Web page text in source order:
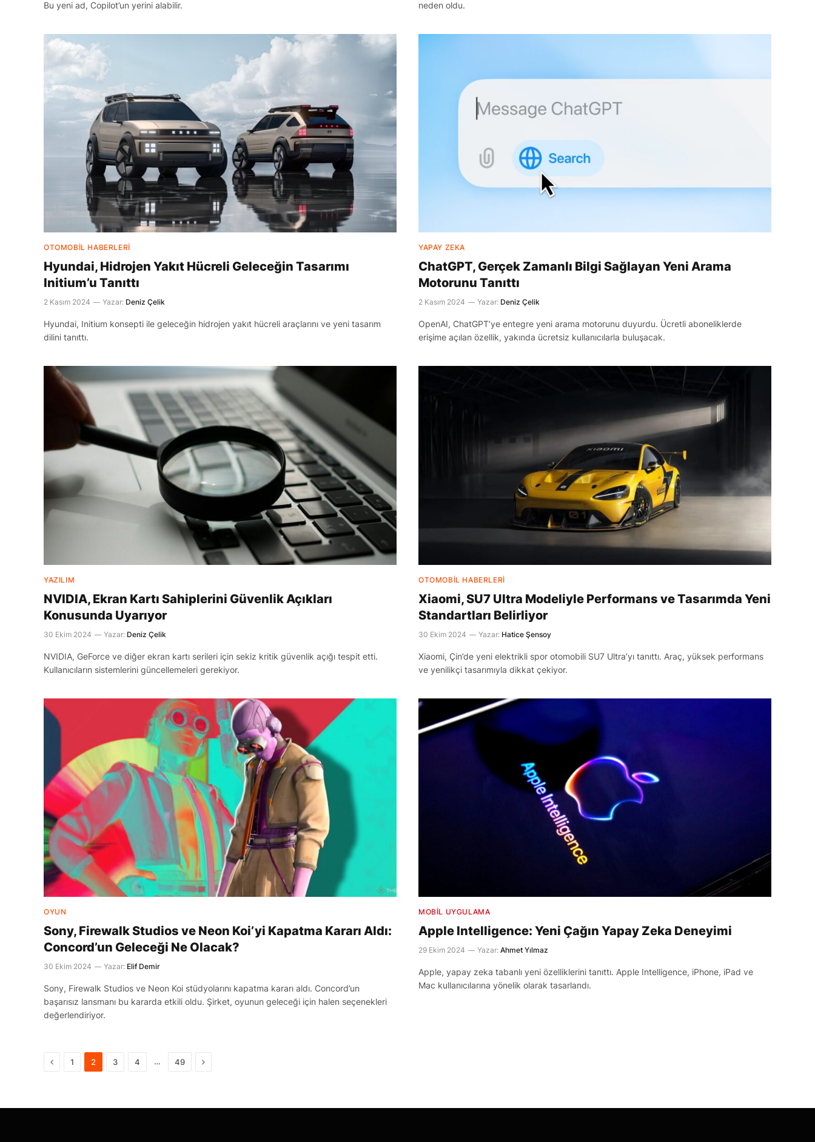
Bu yeni ad, Copilot’un yerini alabilir.
neden oldu.
OTOMOBIL HABERLERI
Hyundai, Hidrojen Yakıt Hücreli Geleceğin Tasarımı
Initium’u Tanıttı
2 Kasım 2024 Yazar: Deniz Çelik
Hyundai, Initium konsepti ile geleceğin hidrojen yakıt hücreli araçlarını ve yeni tasarım
dilini tanıttı.
YAPAY ZEKA
ChatGPT, Gerçek Zamanlı Bilgi Sağlayan Yeni Arama
Motorunu Tanıttı
2 Kasım 2024 Yazar: Deniz Çelik
OpenAI, ChatGPT’ye entegre yeni arama motorunu duyurdu. Ücretli aboneliklerde
erişime açılan özellik, yakında ücretsiz kullanıcılarla buluşacak.
YAZILIM
NVIDIA, Ekran Kartı Sahiplerini Güvenlik Açıkları
Konusunda Uyarıyor
30 Ekim 2024 Yazar: Deniz Çelik
NVIDIA, GeForce ve diğer ekran kartı serileri için sekiz kritik güvenlik açığı tespit etti.
Kullanıcıların sistemlerini güncellemeleri gerekiyor.
OTOMOBIL HABERLERI
Xiaomi, SU7 Ultra Modeliyle Performans ve Tasarımda Yeni
Standartları Belirliyor
30 Ekim 2024 Yazar: Hatice Şensoy
Xiaomi, Çin’de yeni elektrikli spor otomobili SU7 Ultra’yı tanıttı. Araç, yüksek performans
ve yenilikçi tasarımıyla dikkat çekiyor.
OYUN
Sony, Firewalk Studios ve Neon Koi’yi Kapatma Kararı Aldı:
Concord’un Geleceği Ne Olacak?
30 Ekim 2024 Yazar: Elif Demir
Sony, Firewalk Studios ve Neon Koi stüdyolarını kapatma kararı aldı. Concord’un
başarısız lansmanı bu kararda etkili oldu. Şirket, oyunun geleceği için halen seçenekleri
değerlendiriyor.
MOBIL UYGULAMA
Apple Intelligence: Yeni Çağın Yapay Zeka Deneyimi
29 Ekim 2024 Yazar: Ahmet Yılmaz
Apple, yapay zeka tabanlı yeni özelliklerini tanıttı. Apple Intelligence, iPhone, iPad ve
Mac kullanıcılarına yönelik olarak tasarlandı.
Önceki
1 2 3 4 … 49 Sonraki